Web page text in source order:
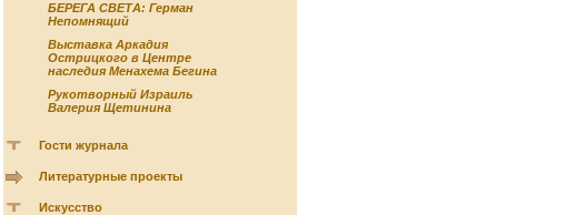
БЕРЕГА СВЕТА: Герман
Непомнящий
Выставка Аркадия
Острицкого в Центре
наследия Менахема Бегина
Рукотворный Израиль
Валерия Щетинина
Гости журнала
Литературные проекты
Искусство